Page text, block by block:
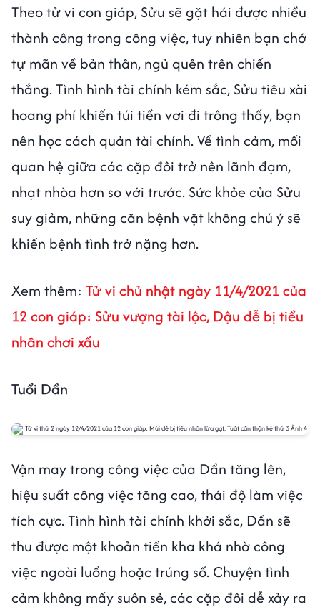
Theo tử vi con giáp, Sửu sẽ gặt hái được nhiều
thành công trong công việc, tuy nhiên bạn chớ
tự mãn về bản thân, ngủ quên trên chiến
thắng. Tình hình tài chính kém sắc, Sửu tiêu xài
hoang phí khiến túi tiền vơi đi trông thấy, bạn
nên học cách quản tài chính. Về tình cảm, mối
quan hệ giữa các cặp đôi trở nên lãnh đạm,
nhạt nhòa hơn so với trước. Sức khỏe của Sửu
suy giảm, những căn bệnh vặt không chú ý sẽ
khiến bệnh tình trở nặng hơn.
Xem thêm: Tử vi chủ nhật ngày 11/4/2021 của
12 con giáp: Sửu vượng tài lộc, Dậu dễ bị tiểu
nhân chơi xấu
Tuổi Dần
Vận may trong công việc của Dần tăng lên,
hiệu suất công việc tăng cao, thái độ làm việc
tích cực. Tình hình tài chính khởi sắc, Dần sẽ
thu được một khoản tiền kha khá nhờ công
việc ngoài luồng hoặc trúng số. Chuyện tình
cảm không mấy suôn sẻ, các cặp đôi dễ xảy ra